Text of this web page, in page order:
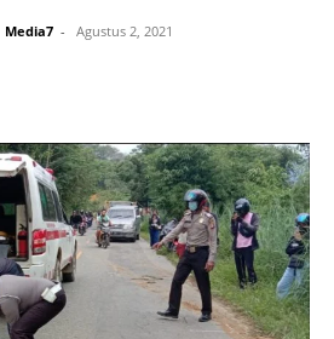
Media7 - Agustus 2, 2021